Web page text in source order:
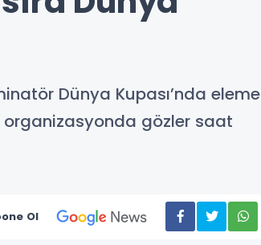
Dünya Kupası’nda eleme
organizasyonda gözler saat
Ol